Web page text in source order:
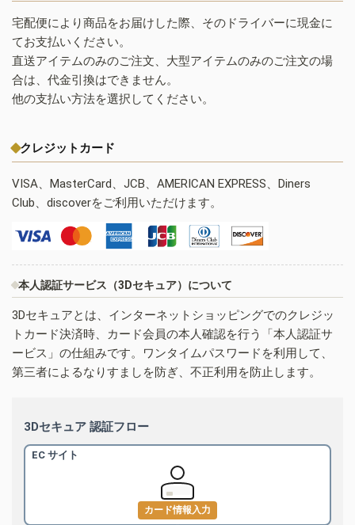
宅配便により商品をお届けした際、そのドライバーに現金に
てお支払いください。
直送アイテムのみのご注文、大型アイテムのみのご注文の場
合は、代金引換はできません。
他の支払い方法を選択してください。
クレジットカード
VISA、MasterCard、JCB、AMERICAN EXPRESS、Diners
Club、discoverをご利用いただけます。
本人認証サービス（3Dセキュア）について
3Dセキュアとは、インターネットショッピングでのクレジッ
トカード決済時、カード会員の本人確認を行う「本人認証サ
ービス」の仕組みです。ワンタイムパスワードを利用して、
第三者によるなりすましを防ぎ、不正利用を防止します。
3Dセキュア 認証フロー
EC サイト
カード情報入力